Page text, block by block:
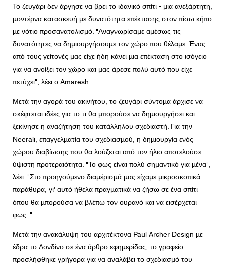
Το ζευγάρι δεν άργησε να βρει το ιδανικό σπίτι - μια ανεξάρτητη,
μοντέρνα κατασκευή με δυνατότητα επέκτασης στον πίσω κήπο
με νότιο προσανατολισμό. "Αναγνωρίσαμε αμέσως τις
δυνατότητες να δημιουργήσουμε τον χώρο που θέλαμε. Ένας
από τους γείτονές μας είχε ήδη κάνει μια επέκταση στο ισόγειο
για να ανοίξει τον χώρο και μας άρεσε πολύ αυτό που είχε
πετύχει", λέει ο Amaresh.
Μετά την αγορά του ακινήτου, το ζευγάρι σύντομα άρχισε να
σκέφτεται ιδέες για το τι θα μπορούσε να δημιουργήσει και
ξεκίνησε η αναζήτηση του κατάλληλου σχεδιαστή. Για την
Neerali, επαγγελματία του σχεδιασμού, η δημιουργία ενός
χώρου διαβίωσης που θα λούζεται από τον ήλιο αποτελούσε
ύψιστη προτεραιότητα. "Το φως είναι πολύ σημαντικό για μένα",
λέει. "Στο προηγούμενο διαμέρισμά μας είχαμε μικροσκοπικά
παράθυρα, γι' αυτό ήθελα πραγματικά να ζήσω σε ένα σπίτι
όπου θα μπορούσα να βλέπω τον ουρανό και να εισέρχεται
φως. "
Μετά την ανακάλυψη του αρχιτέκτονα Paul Archer Design με
έδρα το Λονδίνο σε ένα άρθρο εφημερίδας, το γραφείο
προσλήφθηκε γρήγορα για να αναλάβει το σχεδιασμό του